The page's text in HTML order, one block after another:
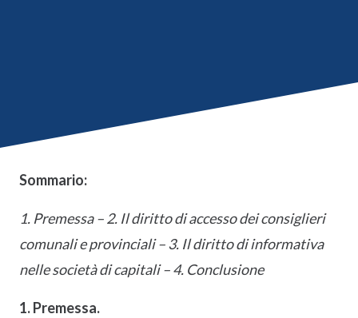
Sommario:
1. Premessa – 2. Il diritto di accesso dei consiglieri
comunali e provinciali – 3. Il diritto di informativa
nelle società di capitali – 4. Conclusione
1. Premessa.